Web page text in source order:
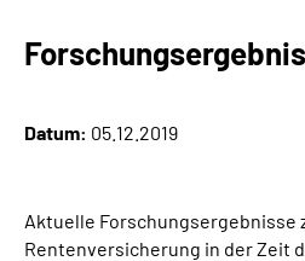
Suche
Language
Datum: 05.12.2019
Aktuelle Forschungsergebnisse
Rentenversicherung in der Zeit